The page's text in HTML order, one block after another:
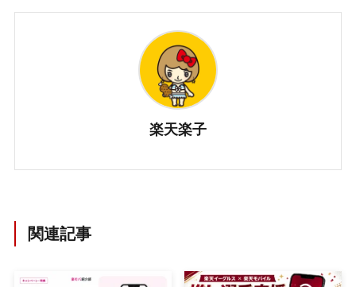
楽天楽子
関連記事